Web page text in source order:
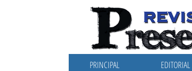
PRINCIPAL EDITORIAL